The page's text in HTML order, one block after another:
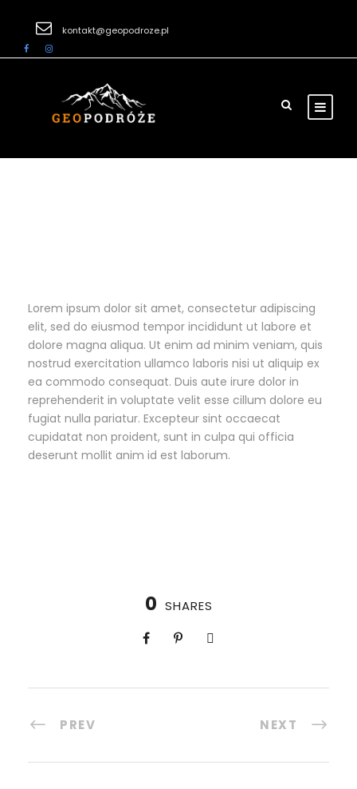
kontakt@geopodroze.pl
Lorem ipsum dolor sit amet, consectetur adipiscing
elit, sed do eiusmod tempor incididunt ut labore et
dolore magna aliqua. Ut enim ad minim veniam, quis
nostrud exercitation ullamco laboris nisi ut aliquip ex
ea commodo consequat. Duis aute irure dolor in
reprehenderit in voluptate velit esse cillum dolore eu
fugiat nulla pariatur. Excepteur sint occaecat
cupidatat non proident, sunt in culpa qui officia
deserunt mollit anim id est laborum.
0 SHARES
PREV NEXT